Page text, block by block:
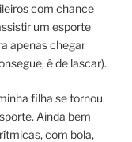
com chance
um esporte
apenas chegar
é de lascar).
filha se tornou
Ainda bem
com bola,